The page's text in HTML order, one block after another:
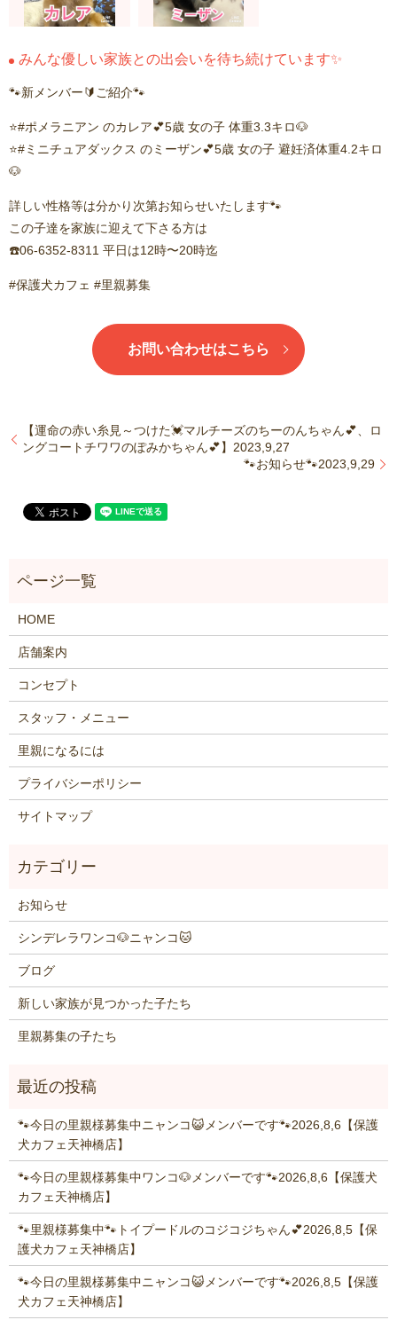
みんな優しい家族との出会いを待ち続けています✨
🐾新メンバー🔰ご紹介🐾
⭐️#ポメラニアン のカレア💕5歳 女の子 体重3.3キロ🐶
⭐️#ミニチュアダックス のミーザン💕5歳 女の子 避妊済体重4.2キロ
🐶
詳しい性格等は分かり次第お知らせいたします🐾
この子達を家族に迎えて下さる方は
☎️06-6352-8311 平日は12時〜20時迄
#保護犬カフェ #里親募集
お問い合わせはこちら
【運命の赤い糸見～つけた💓マルチーズのちーのんちゃん💕、ロ
ングコートチワワのぽみかちゃん💕】2023,9,27
🐾お知らせ🐾2023,9,29
HOME
店舗案内
コンセプト
スタッフ・メニュー
里親になるには
プライバシーポリシー
サイトマップ
お知らせ
シンデレラワンコ🐶ニャンコ🐱
ブログ
新しい家族が見つかった子たち
里親募集の子たち
🐾今日の里親様募集中ニャンコ😺メンバーです🐾2026,8,6【保護
犬カフェ天神橋店】
🐾今日の里親様募集中ワンコ🐶メンバーです🐾2026,8,6【保護犬
カフェ天神橋店】
🐾里親様募集中🐾トイプードルのコジコジちゃん💕2026,8,5【保
護犬カフェ天神橋店】
🐾今日の里親様募集中ニャンコ😺メンバーです🐾2026,8,5【保護
犬カフェ天神橋店】